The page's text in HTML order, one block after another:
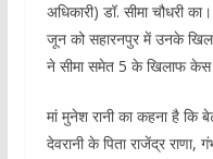
अधिकारी) डॉ. सीमा चौधरी
जून को सहारनपुर में उनके
ने सीमा समेत 5 के खिलाफ केस
मां मुनेश रानी का कहना है कि
देवरानी के पिता राजेंद्र